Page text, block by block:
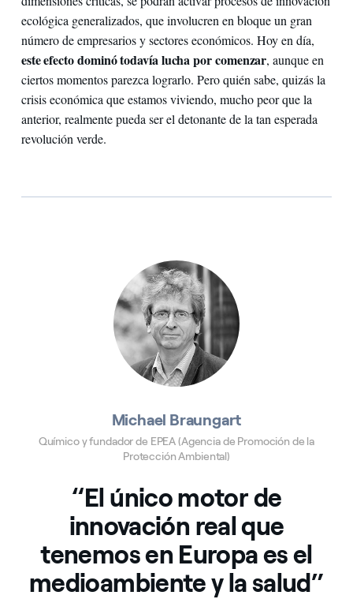
ecológica generalizados, que involucren en bloque un gran
número de empresarios y sectores económicos. Hoy en día,
este efecto dominó todavía lucha por comenzar, aunque en
ciertos momentos parezca lograrlo. Pero quién sabe, quizás la
crisis económica que estamos viviendo, mucho peor que la
anterior, realmente pueda ser el detonante de la tan esperada
revolución verde.
Michael Braungart
Químico y fundador de EPEA (Agencia de Promoción de la
Protección Ambiental)
“El único motor de
innovación real que
tenemos en Europa es el
medioambiente y la salud”